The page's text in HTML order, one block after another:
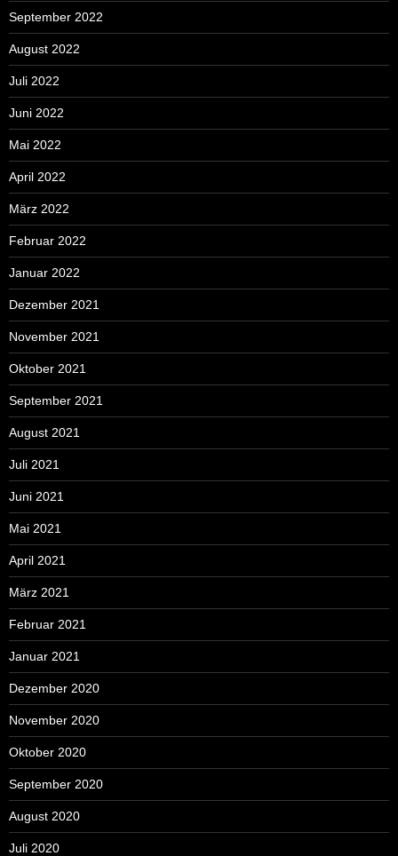
September 2022
August 2022
Juli 2022
Juni 2022
Mai 2022
April 2022
März 2022
Februar 2022
Januar 2022
Dezember 2021
November 2021
Oktober 2021
September 2021
August 2021
Juli 2021
Juni 2021
Mai 2021
April 2021
März 2021
Februar 2021
Januar 2021
Dezember 2020
November 2020
Oktober 2020
September 2020
August 2020
Juli 2020